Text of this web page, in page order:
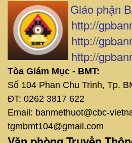
Giáo phận
http://
http://
http://
Tòa Giám Mục - BMT:
Số 104 Phan Chu Trinh, Tp.
ĐT: 0262 3817 622
Email: banmethuot@cbc-
tgmbmt104@gmail.com